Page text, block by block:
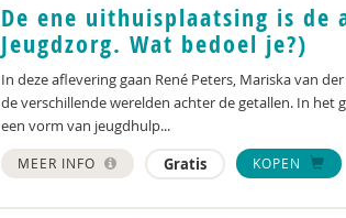
De ene uithuisplaatsing is de
Jeugdzorg. Wat bedoel je?)
In deze aflevering gaan René Peters, Mariska van
de verschillende werelden achter de getallen. In het
een vorm van jeugdhulp...
MEER INFO Gratis KOPEN